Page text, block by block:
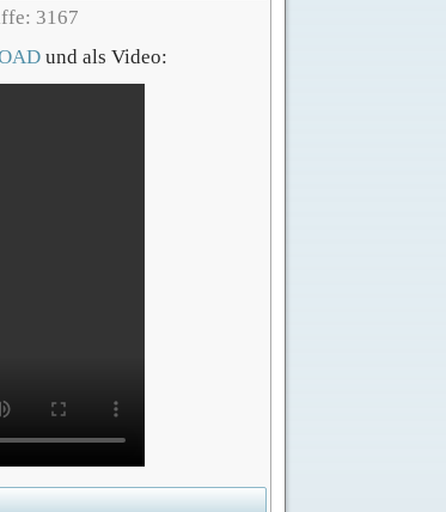
3167
und als Video: